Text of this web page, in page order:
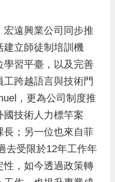
遠興業公司同步推
建立師徒制培訓機
學習平臺，以及完善
跨越語言與技術門
，更為公司制度推
國技術人力標竿案
；另一位也來自菲
去受限於12年工作年
性，如今透過政策轉